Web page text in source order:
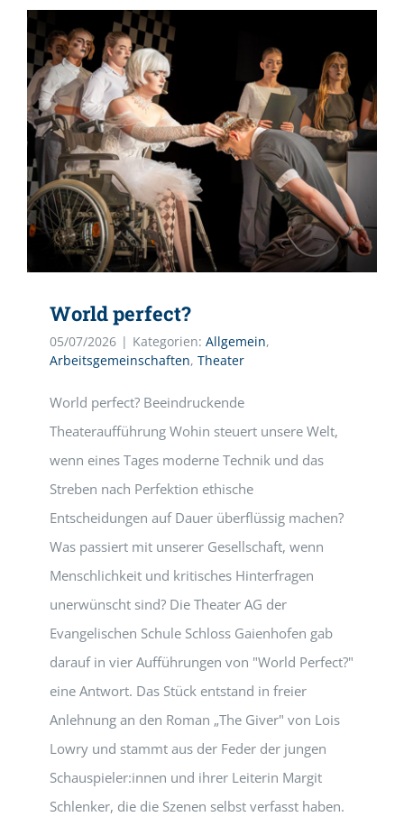
World perfect?
05/07/2026 | Kategorien: Allgemein,
Arbeitsgemeinschaften, Theater
World perfect? Beeindruckende
Theateraufführung Wohin steuert unsere Welt,
wenn eines Tages moderne Technik und das
Streben nach Perfektion ethische
Entscheidungen auf Dauer überflüssig machen?
Was passiert mit unserer Gesellschaft, wenn
Menschlichkeit und kritisches Hinterfragen
unerwünscht sind? Die Theater AG der
Evangelischen Schule Schloss Gaienhofen gab
darauf in vier Aufführungen von "World Perfect?"
eine Antwort. Das Stück entstand in freier
Anlehnung an den Roman „The Giver" von Lois
Lowry und stammt aus der Feder der jungen
Schauspieler:innen und ihrer Leiterin Margit
Schlenker, die die Szenen selbst verfasst haben.